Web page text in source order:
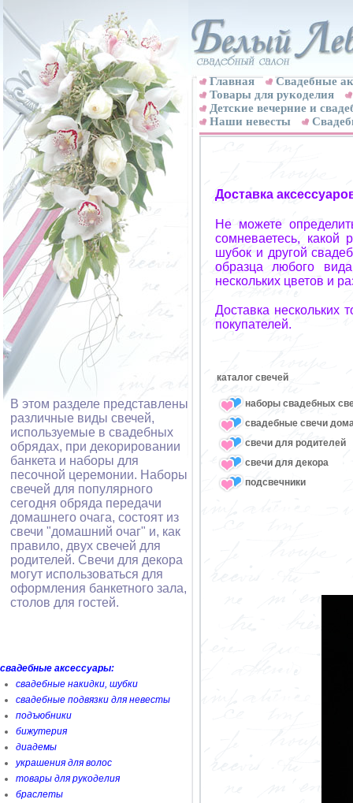
В этом разделе представлены
различные виды свечей,
используемые в свадебных
обрядах, при декорировании
банкета и наборы для
песочной церемонии. Наборы
свечей для популярного
сегодня обряда передачи
домашнего очага, состоят из
свечи "домашний очаг" и, как
правило, двух свечей для
родителей. Свечи для декора
могут использоваться для
оформления банкетного зала,
столов для гостей.
свадебные аксессуары:
свадебные накидки, шубки
свадебные подвязки для невесты
подъюбники
бижутерия
диадемы
украшения для волос
товары для рукоделия
браслеты
Главная
Свадебные
Товары для рукоделия
Детские вечерние и
Наши невесты
Доставка
Не можете
сомневаетесь, какой
шубок и другой
образца любого
нескольких цветов и
Доставка нескольких
покупателей.
каталог свечей
наборы свадебных
свадебные свечи
свечи для родителей
свечи для декора
подсвечники